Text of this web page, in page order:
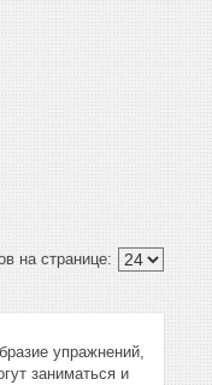
упражнений,
заниматься и